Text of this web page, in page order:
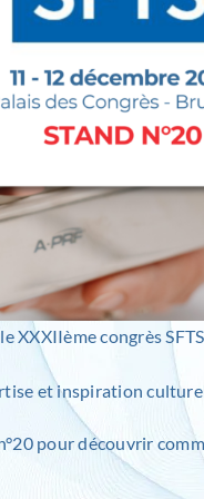
XXXIIème congrès
et inspiration
pour découvrir